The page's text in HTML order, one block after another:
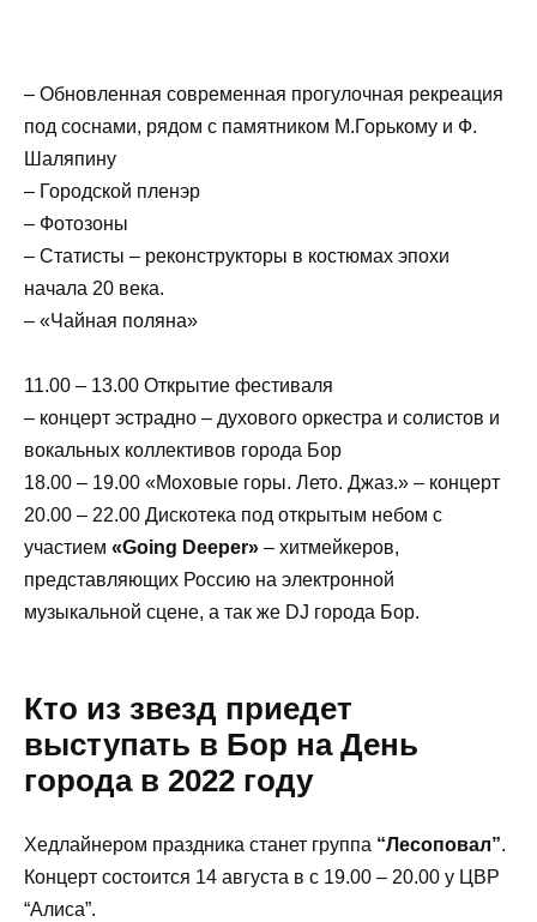
– Обновленная современная прогулочная рекреация
под соснами, рядом с памятником М.Горькому и Ф.
Шаляпину
– Городской пленэр
– Фотозоны
– Статисты – реконструкторы в костюмах эпохи
начала 20 века.
– «Чайная поляна»
11.00 – 13.00 Открытие фестиваля
– концерт эстрадно – духового оркестра и солистов и
вокальных коллективов города Бор
18.00 – 19.00 «Моховые горы. Лето. Джаз.» – концерт
20.00 – 22.00 Дискотека под открытым небом с
участием «Going Deeper» – хитмейкеров,
представляющих Россию на электронной
музыкальной сцене, а так же DJ города Бор.
Кто из звезд приедет
выступать в Бор на День
города в 2022 году
Хедлайнером праздника станет группа “Лесоповал”.
Концерт состоится 14 августа в с 19.00 – 20.00 у ЦВР
“Алиса”.